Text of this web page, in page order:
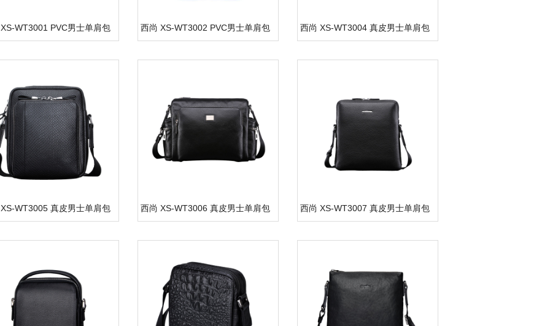
WT3001 PVC男士单肩包 西尚 XS-WT3002 PVC男士单肩包 西尚 XS-WT3004 真皮男士单肩包
WT3005 真皮男士单肩包 西尚 XS-WT3006 真皮男士单肩包 西尚 XS-WT3007 真皮男士单肩包